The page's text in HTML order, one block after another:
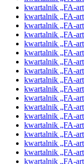
kwartalnik „FA-
kwartalnik „FA-
kwartalnik „FA-
kwartalnik „FA-
kwartalnik „FA-
kwartalnik „FA-
kwartalnik „FA-
kwartalnik „FA-
kwartalnik „FA-
kwartalnik „FA-
kwartalnik „FA-
kwartalnik „FA-
kwartalnik „FA-
kwartalnik „FA-
kwartalnik „FA-
kwartalnik „FA-
kwartalnik „FA-
kwartalnik „FA-